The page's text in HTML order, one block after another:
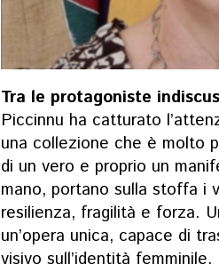
Tra le protagoniste
Piccinnu ha catturato
una collezione che è molto
di un vero e proprio un
mano, portano sulla stoffa i
resilienza, fragilità e forza.
un’opera unica, capace di
visivo sull’identità femminile.